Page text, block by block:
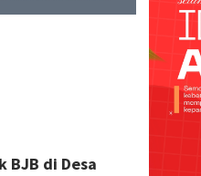
BJB di Desa